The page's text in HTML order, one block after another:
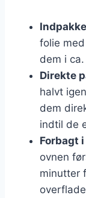
folie
dem i
Direkte
halvt
dem
indtil de
Forbagt
ovnen
minutter